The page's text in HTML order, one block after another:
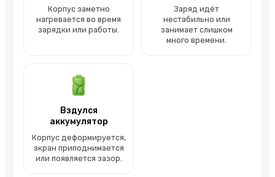
Корпус заметно
нагревается во время
зарядки или работы.
Заряд идёт
нестабильно или
занимает слишком
много времени.
Вздулся
аккумулятор
Корпус деформируется,
экран приподнимается
или появляется зазор.